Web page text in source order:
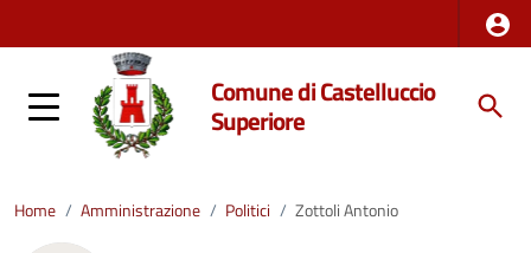
Comune di Castelluccio
Superiore
Home / Amministrazione / Politici / Zottoli Antonio